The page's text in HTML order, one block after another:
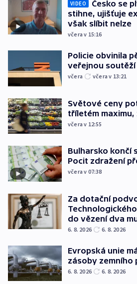
VIDEO
Česko se
stihne, ujišťuje
však slíbit nelze
včera v 15:16
Policie obvinila
veřejnou soutěží
včera včera v 13:21
Světové ceny
tříletém maximu,
včera v 12:55
Bulharsko končí
Pocit zdražení
včera v 07:38
Za dotační
do vězení dva
6. 8. 2026 6. 8. 2026
Evropská unie
zásoby zemního
6. 8. 2026 6. 8. 2026